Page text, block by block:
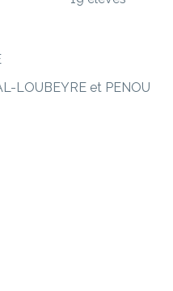
LOUBEYRE et PENOU